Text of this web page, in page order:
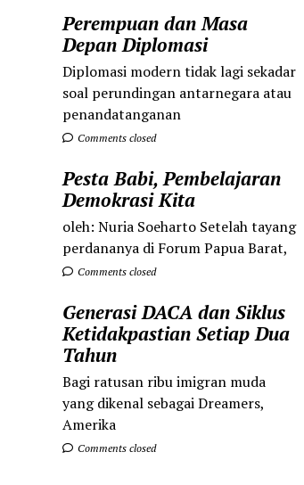
Perempuan dan Masa
Depan Diplomasi
Diplomasi modern tidak lagi sekadar
soal perundingan antarnegara atau
penandatanganan
Comments closed
Pesta Babi, Pembelajaran
Demokrasi Kita
oleh: Nuria Soeharto Setelah tayang
perdananya di Forum Papua Barat,
Comments closed
Generasi DACA dan Siklus
Ketidakpastian Setiap Dua
Tahun
Bagi ratusan ribu imigran muda
yang dikenal sebagai Dreamers,
Amerika
Comments closed